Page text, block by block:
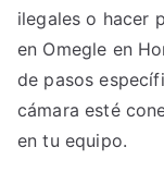
ilegales o hacer
en Omegle en
de pasos
cámara esté
en tu equipo.